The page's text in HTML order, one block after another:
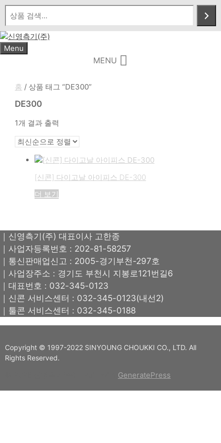
Skip
content
Menu
MENU
홈 / 상품 태그 “DE300”
DE300
1개 결과 출력
[신콘] 다이고날 아이피스 DE-300
더 보기
｜신영측기(주) 대표이사 고한종
｜사업자등록번호 : 202-81-58257
｜통신판매업신고 : 2005-경기부천-297호
｜사업장주소 : 경기도 부천시 지봉로121번길6
｜대표번호 : 032-345-0123
｜신콘 서비스센터 : 032-345-0123(내선2)
｜툴콘 서비스센터 : 032-345-0188
Copyright © 1997-2022 SINYOUNG CHOUKKI CO., LTD. All
Rights Reserved.
GeneratePress